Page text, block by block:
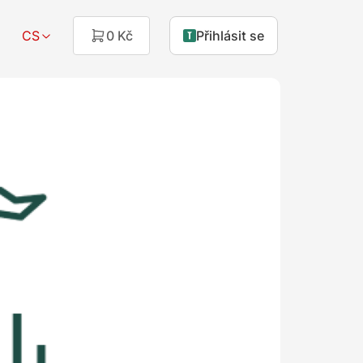
CS 0 Kč Přihlásit se